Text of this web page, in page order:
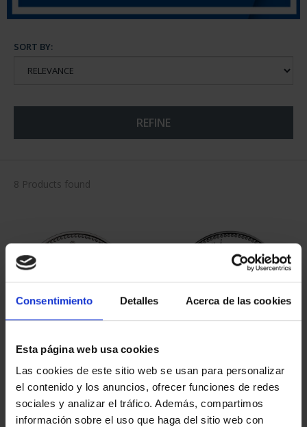
Consentimiento Detalles Acerca de las cookies
Esta página web usa cookies
Las cookies de este sitio web se usan para personalizar
el contenido y los anuncios, ofrecer funciones de redes
sociales y analizar el tráfico. Además, compartimos
información sobre el uso que haga del sitio web con
SORT BY:
REFINE
8 Products found
SPANISH CAPITALS -
HUESCA
€73.00
SPANISH CAPITALS -
TERUEL
€73.00